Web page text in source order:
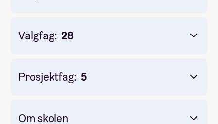
Chiang Mai
Tirsdag
Fredag
Aug
Nov
Jan
Valgfag: 28
Prosjektfag: 5
Om skolen